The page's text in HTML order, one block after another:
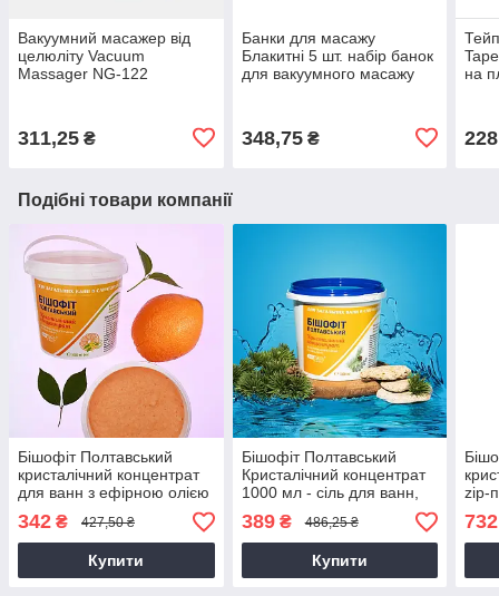
Вакуумний масажер від
целюліту Vacuum
Massager NG-122
311,25 ₴
Банки для масажу
Блакитні 5 шт. набір банок
для вакуумного масажу
348,75₴
на
Подібні товари компанії
Бішофіт Полтавський
кристалічний концентрат
для ванн з ефірною олією
апельсина та іланг-іланг
1000 мл
342 ₴ 427,50 ₴
Купити
Бішофіт Полтавський
Кристалічний концентрат
1000 мл - сіль для ванн,
магній, догляд за тілом
389₴ 486,25 ₴
Купити
zip-
мл —
732